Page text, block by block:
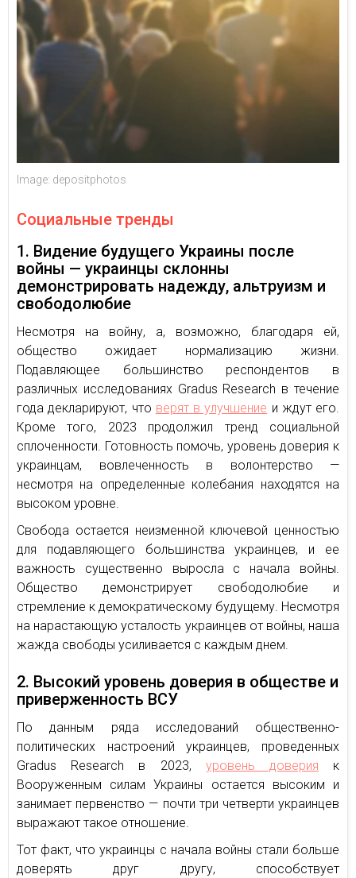
Image: depositphotos
Социальные тренды
1. Видение будущего Украины после
войны — украинцы склонны
демонстрировать надежду, альтруизм и
свободолюбие
Несмотря на войну, а, возможно, благодаря ей,
общество ожидает нормализацию жизни.
Подавляющее большинство респондентов в
различных исследованиях Gradus Research в течение
года декларируют, что верят в улучшение и ждут его.
Кроме того, 2023 продолжил тренд социальной
сплоченности. Готовность помочь, уровень доверия к
украинцам, вовлеченность в волонтерство —
несмотря на определенные колебания находятся на
высоком уровне.
Свобода остается неизменной ключевой ценностью
для подавляющего большинства украинцев, и ее
важность существенно выросла с начала войны.
Общество демонстрирует свободолюбие и
стремление к демократическому будущему. Несмотря
на нарастающую усталость украинцев от войны, наша
жажда свободы усиливается с каждым днем.
2. Высокий уровень доверия в обществе и
приверженность ВСУ
По данным ряда исследований общественно-
политических настроений украинцев, проведенных
Gradus Research в 2023, уровень доверия к
Вооруженным силам Украины остается высоким и
занимает первенство — почти три четверти украинцев
выражают такое отношение.
Тот факт, что украинцы с начала войны стали больше
доверять друг другу, способствует